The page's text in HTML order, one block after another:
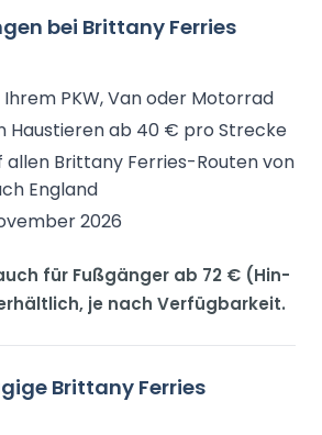
bei Brittany Ferries
Ihrem PKW, Van oder Motorrad
Haustieren ab 40 € pro Strecke
Brittany Ferries-Routen von
England
2026
für Fußgänger ab 72 € (Hin-
je nach Verfügbarkeit.
Brittany Ferries